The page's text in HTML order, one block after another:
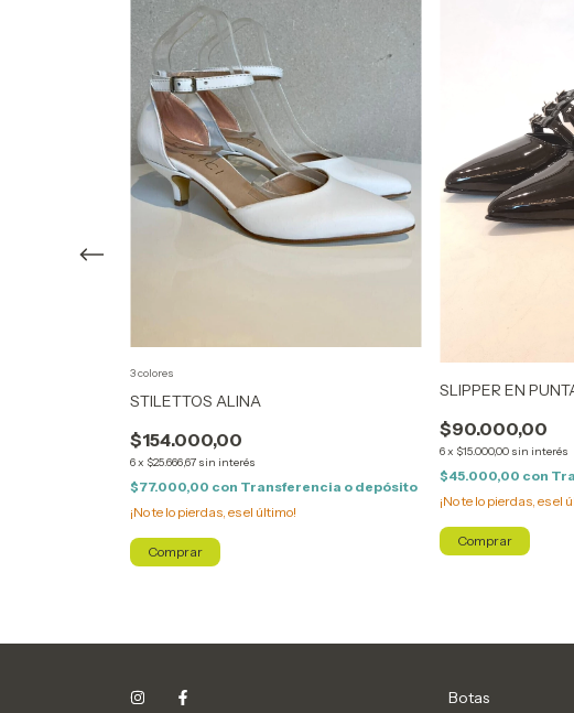
STILETTOS ALINA
$154.000,00
6x $25.666,67 sin interés
$77.000,00 con Transferencia o depósito
¡No te lo pierdas, es el último!
3 colores
Comprar
SLIPPER EN
$90.000,00
6x $15.000,00 sin interés
$45.000,00 con
¡No te lo pierdas, es el
Comprar
Botas